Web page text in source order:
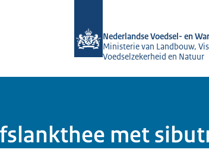
Nederlandse Voedsel- en
Ministerie van Landbouw,
Voedselzekerheid en Natuur
met